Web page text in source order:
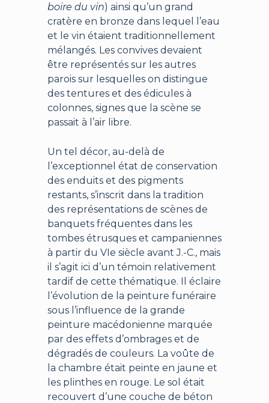
boire du vin) ainsi qu’un grand
cratère en bronze dans lequel l’eau
et le vin étaient traditionnellement
mélangés. Les convives devaient
être représentés sur les autres
parois sur lesquelles on distingue
des tentures et des édicules à
colonnes, signes que la scène se
passait à l’air libre.
Un tel décor, au-delà de
l’exceptionnel état de conservation
des enduits et des pigments
restants, s’inscrit dans la tradition
des représentations de scènes de
banquets fréquentes dans les
tombes étrusques et campaniennes
à partir du VIe siècle avant J.-C., mais
il s’agit ici d’un témoin relativement
tardif de cette thématique. Il éclaire
l’évolution de la peinture funéraire
sous l’influence de la grande
peinture macédonienne marquée
par des effets d’ombrages et de
dégradés de couleurs. La voûte de
la chambre était peinte en jaune et
les plinthes en rouge. Le sol était
recouvert d’une couche de béton